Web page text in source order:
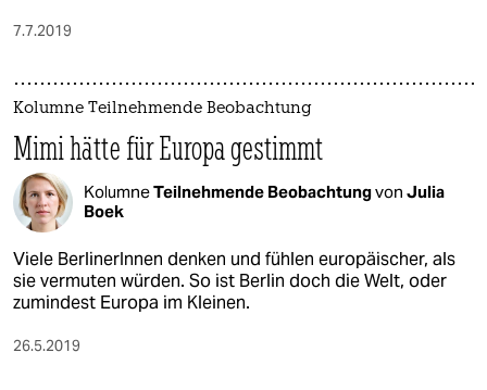
7.7.2019
Kolumne Teilnehmende Beobachtung
Mimi hätte für Europa gestimmt
KolumneTeilnehmende Beobachtungvon Julia
Boek
Viele BerlinerInnen denken und fühlen europäischer, als
sie vermuten würden. So ist Berlin doch die Welt, oder
zumindest Europa im Kleinen.
26.5.2019